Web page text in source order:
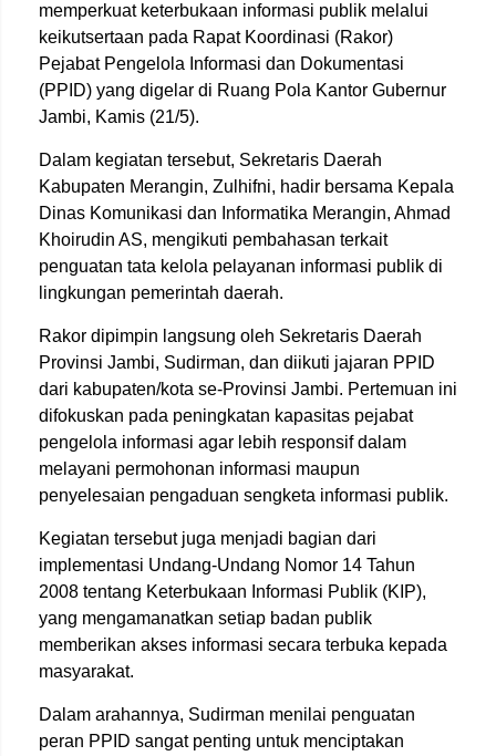
memperkuat keterbukaan informasi publik melalui
keikutsertaan pada Rapat Koordinasi (Rakor)
Pejabat Pengelola Informasi dan Dokumentasi
(PPID) yang digelar di Ruang Pola Kantor Gubernur
Jambi, Kamis (21/5).
Dalam kegiatan tersebut, Sekretaris Daerah
Kabupaten Merangin, Zulhifni, hadir bersama Kepala
Dinas Komunikasi dan Informatika Merangin, Ahmad
Khoirudin AS, mengikuti pembahasan terkait
penguatan tata kelola pelayanan informasi publik di
lingkungan pemerintah daerah.
Rakor dipimpin langsung oleh Sekretaris Daerah
Provinsi Jambi, Sudirman, dan diikuti jajaran PPID
dari kabupaten/kota se-Provinsi Jambi. Pertemuan ini
difokuskan pada peningkatan kapasitas pejabat
pengelola informasi agar lebih responsif dalam
melayani permohonan informasi maupun
penyelesaian pengaduan sengketa informasi publik.
Kegiatan tersebut juga menjadi bagian dari
implementasi Undang-Undang Nomor 14 Tahun
2008 tentang Keterbukaan Informasi Publik (KIP),
yang mengamanatkan setiap badan publik
memberikan akses informasi secara terbuka kepada
masyarakat.
Dalam arahannya, Sudirman menilai penguatan
peran PPID sangat penting untuk menciptakan